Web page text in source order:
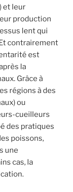
et leur
production
lent qui
contrairement
est
la
Grâce à
régions à des
ou
cueilleurs
des pratiques
poissons,
une
cas, la